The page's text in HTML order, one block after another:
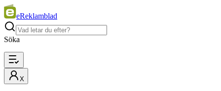
eReklamblad
Söka
X